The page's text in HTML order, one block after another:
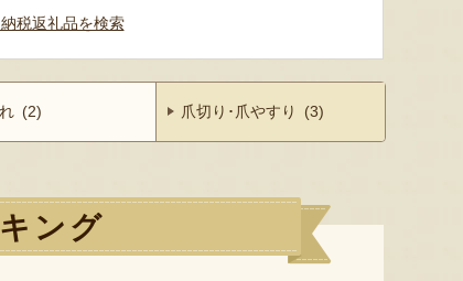
税返礼品を検索
(2) 爪切り･爪やすり (3)
ング